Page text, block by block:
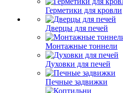
Герметики для кровли
Дверцы для печей
Монтажные тоннели
Духовки для печей
Печные задвижки